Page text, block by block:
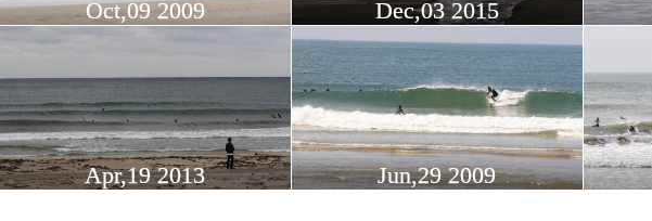
Oct,09 2009 Dec,03 2015
Apr,19 2013 Jun,29 2009